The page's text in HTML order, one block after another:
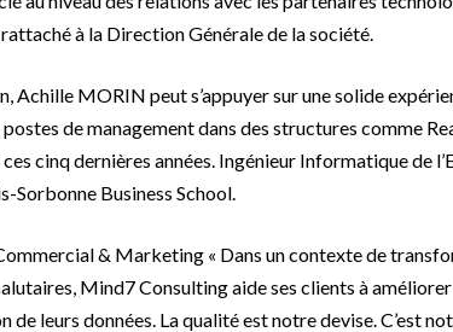
à la Direction Générale de la société.
Achille MORIN peut s’appuyer sur une solide
de management dans des structures comme
cinq dernières années. Ingénieur Informatique de
Sorbonne Business School.
& Marketing « Dans un contexte de
Mind7 Consulting aide ses clients à
de leurs données. La qualité est notre devise. C’est